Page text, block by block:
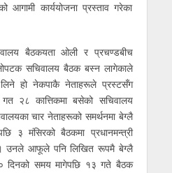
आगामी कार्ययोजना प्रस्ताव गरेका
बैठकयता ओली र प्रचण्डबीच
सचिवालय बैठक बस्न लागेकाले
हो नेकपाकै नेताहरूले प्रस्टसँग
२८ कात्तिकमा बसेको सचिवालय
चार नेताहरूको समर्थनमा बेग्लै
३ मंसिरको बैठकमा प्रधानमन्त्री
उनले आफूले पनि लिखित रूपमै बेग्लै
दिनको समय मागेपछि १३ गते बैठक